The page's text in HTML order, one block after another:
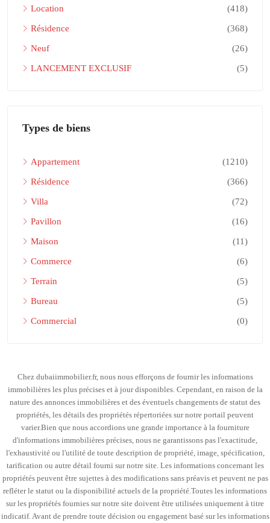
Location (418)
Résidence (368)
Neuf (26)
LANCEMENT EXCLUSIF (5)
Types de biens
Appartement (1210)
Résidence (366)
Villa (72)
Pavillon (16)
Maison (11)
Commerce (6)
Terrain (5)
Bureau (5)
Commercial (0)
Chez dubaiimmobilier.fr, nous nous efforçons de fournir les informations
immobilières les plus précises et à jour disponibles. Cependant, en raison de la
nature des annonces immobilières et des éventuels changements de statut des
propriétés, les détails des propriétés répertoriées sur notre portail peuvent
varier.Bien que nous accordions une grande importance à la fourniture
d'informations immobilières précises, nous ne garantissons pas l'exactitude,
l'exhaustivité ou l'utilité de toute description de propriété, image, spécification,
tarification ou autre détail fourni sur notre site. Les informations concernant les
propriétés peuvent être sujettes à des modifications sans préavis et peuvent ne pas
refléter le statut ou la disponibilité actuels de la propriété.Toutes les informations
sur les propriétés fournies sur notre site doivent être utilisées uniquement à titre
indicatif. Avant de prendre toute décision ou engagement basé sur les informations